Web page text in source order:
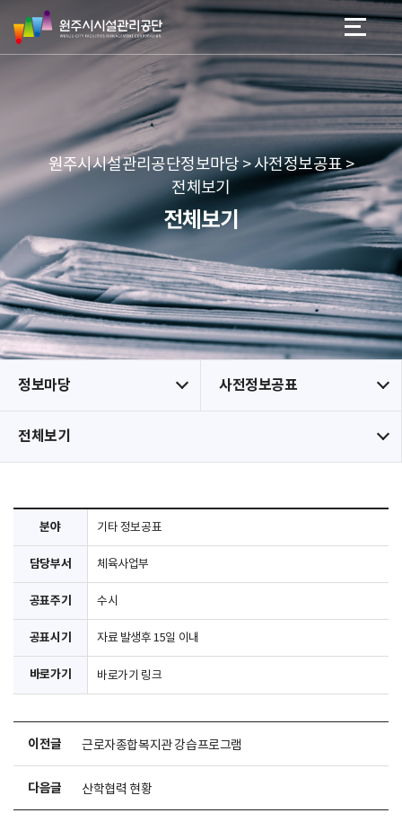
네
본문 바로가기
메뉴 바로가기
원
주
시
리
공
단
원주시시설관리공단정보마당 > 사전정보공표 >
전체보기
전체보기
정보마당 사전정보공표
전체보기
분야 기타 정보공표
담당부서 체육사업부
공표주기 수시
공표시기 자료 발생후 15일 이내
바로가기 바로가기 링크
이전글 근로자종합복지관 강습프로그램
다음글 산학협력 현황